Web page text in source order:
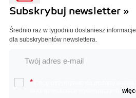
Subskrybuj newsletter »
Średnio raz w tygodniu dostaniesz
dla subskrybentów newslettera.
*